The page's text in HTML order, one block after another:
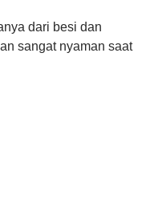
dari besi dan
sangat nyaman saat